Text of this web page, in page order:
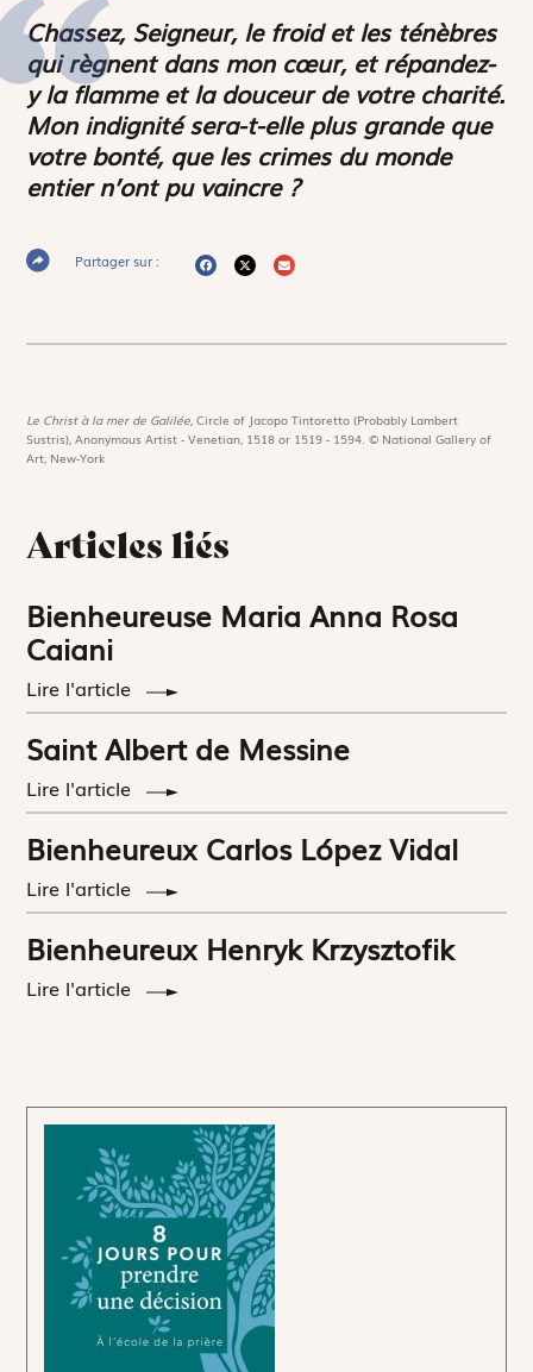
Chassez, Seigneur, le froid et les ténèbres
qui règnent dans mon cœur, et répandez-
y la flamme et la douceur de votre charité.
Mon indignité sera-t-elle plus grande que
votre bonté, que les crimes du monde
entier n’ont pu vaincre ?
Partager sur :
Le Christ à la mer de Galilée,Circle of Jacopo Tintoretto (Probably Lambert
Sustris), Anonymous Artist - Venetian, 1518 or 1519 - 1594. © National Gallery of
Art, New-York
Articles liés
Bienheureuse Maria Anna Rosa
Caiani
Lire l'article
Saint Albert de Messine
Lire l'article
Bienheureux Carlos López Vidal
Lire l'article
Bienheureux Henryk Krzysztofik
Lire l'article